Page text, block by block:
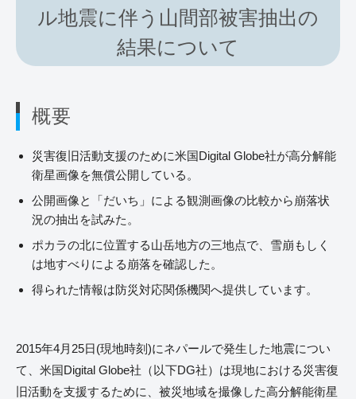
ル地震に伴う山間部被害抽出の
結果について
概要
災害復旧活動支援のために米国Digital Globe社が高分解能
衛星画像を無償公開している。
公開画像と「だいち」による観測画像の比較から崩落状
況の抽出を試みた。
ポカラの北に位置する山岳地方の三地点で、雪崩もしく
は地すべりによる崩落を確認した。
得られた情報は防災対応関係機関へ提供しています。
2015年4月25日(現地時刻)にネパールで発生した地震につい
て、米国Digital Globe社（以下DG社）は現地における災害復
旧活動を支援するために、被災地域を撮像した高分解能衛星